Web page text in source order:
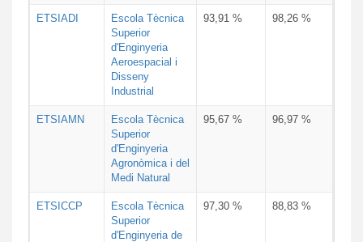
ETSIADI
Escola Tècnica
Superior
d'Enginyeria
Aeroespacial i
Disseny
Industrial
93,91 % 98,26 %
ETSIAMN
Escola Tècnica
Superior
d'Enginyeria
Agronòmica i del
Medi Natural
95,67 % 96,97 %
ETSICCP
Escola Tècnica
Superior
d'Enginyeria de
97,30 % 88,83 %